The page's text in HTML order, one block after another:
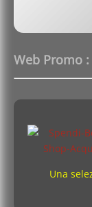
Web Promo :
Una